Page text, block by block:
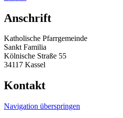
Anschrift
Katholische Pfarrgemeinde
Sankt Familia
Kölnische Straße 55
34117 Kassel
Kontakt
Navigation überspringen